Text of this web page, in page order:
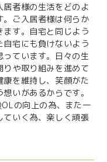
者様の生活をどのよ
ご入居者様は何らか
す。自宅と同じよう
宅にも負けないよう
ています。日々の生
や取り組みを進めて
を維持し、笑顔がた
いがあるからです。
の向上の為、また一
いく為、楽しく頑張